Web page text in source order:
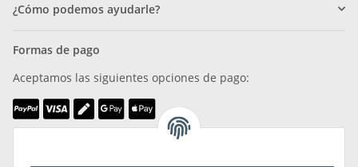
¿Cómo podemos ayudarle?
Formas de pago
Aceptamos las siguientes opciones de pago: